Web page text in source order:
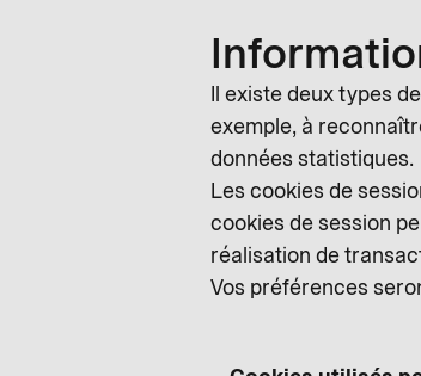
Il existe deux types
exemple, à
données statistiques.
Les cookies de
cookies de session
réalisation de
Vos préférences